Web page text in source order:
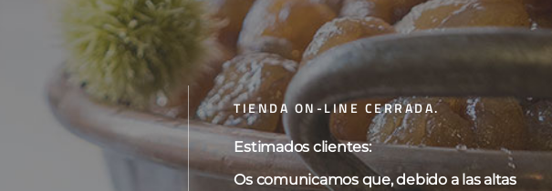
Frutas de Aragón
15,00€ - 60,00 €
Frutas de Niza
14,00€ - 28,00
THIS
MODULE
TIENDA ON-LINE CERRADA.
Estimados clientes:
Os comunicamos que, debido a las altas